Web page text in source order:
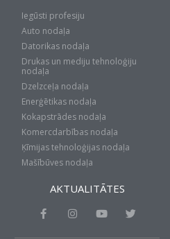
Iegūsti profesiju
Auto nodaļa
Datorikas nodaļa
Drukas un mediju tehnoloģiju
nodaļa
Dzelzceļa nodaļa
Enerģētikas nodaļa
Kokapstrādes nodaļa
Komercdarbības nodaļa
Ķīmijas tehnoloģijas nodaļa
Mašībūves nodaļa
AKTUALITĀTES
F
a
I
n
Y T